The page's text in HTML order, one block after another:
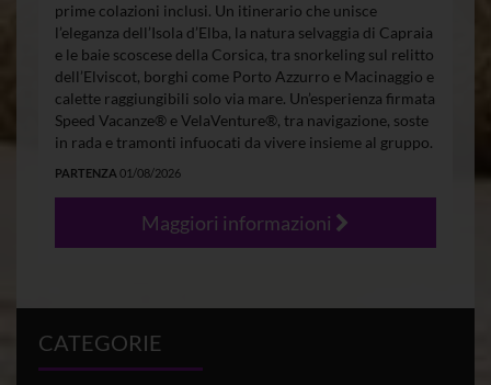
prime colazioni inclusi. Un itinerario che unisce
l’eleganza dell’Isola d’Elba, la natura selvaggia di Capraia
e le baie scoscese della Corsica, tra snorkeling sul relitto
dell’Elviscot, borghi come Porto Azzurro e Macinaggio e
calette raggiungibili solo via mare. Un’esperienza firmata
Speed Vacanze® e VelaVenture®, tra navigazione, soste
in rada e tramonti infuocati da vivere insieme al gruppo.
PARTENZA 01/08/2026
Maggiori informazioni
CATEGORIE